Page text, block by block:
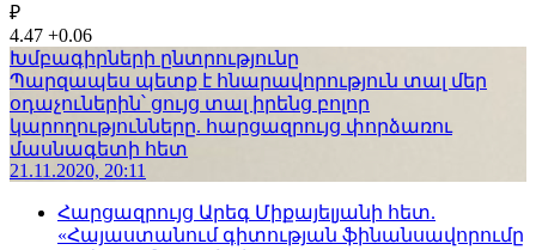
₽
4.47 +0.06
Խմբագիրների ընտրությունը
Պարզապես պետք է հնարավորություն տալ մեր
օդաչուներին՝ ցույց տալ իրենց բոլոր
կարողությունները. հարցազրույց փորձառու
մասնագետի հետ
21.11.2020, 20:11
Հարցազրույց Արեգ Միքայելյանի հետ.
«Հայաստանում գիտության ֆինանսավորումը